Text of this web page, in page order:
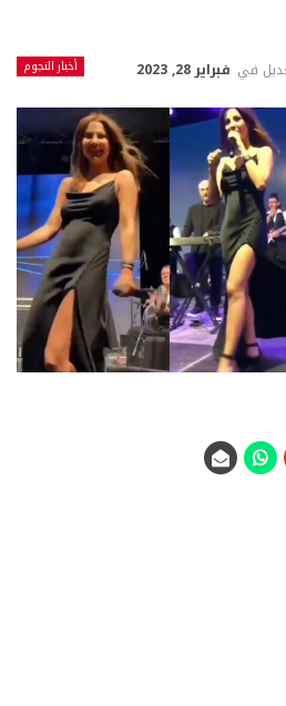
أخبار النجوم في فبراير 28, 2023